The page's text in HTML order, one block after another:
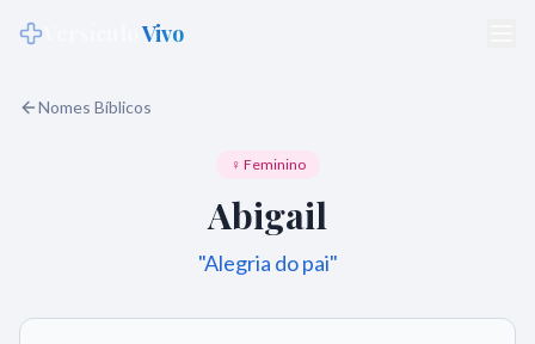
Vivo
Nomes Bíblicos
♀ Feminino
Abigail
"Alegria do pai"